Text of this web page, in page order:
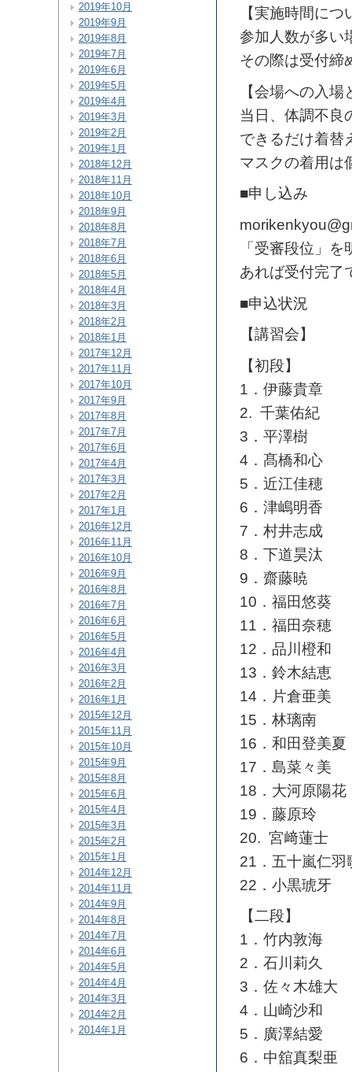
【実施時間につ
参加人数が多い
その際は受付締
【会場への入
当日、体調不良
できるだけ着替
マスクの着用は
■申し込み
「受審段位」
あれば受付完了
■申込状況
【講習会】
【初段】
1．伊藤貴章
2. 千葉佑紀
3．平澤樹
4．髙橋和心
5．近江佳穂
6．津嶋明香
7．村井志成
8．下道昊汰
9．齋藤暁
10．福田悠葵
11．福田奈穂
12．品川橙和
13．鈴木結恵
14．片倉亜美
15．林璃南
16．和田登美夏
17．島菜々美
18．大河原陽花
19．藤原玲
20. 宮﨑蓮士
21．五十嵐仁羽
22．小黒琥牙
【二段】
1．竹内敦海
2．石川莉久
3．佐々木雄大
4．山崎沙和
5．廣澤結愛
6．中舘真梨亜
2019年10月
2019年9月
2019年8月
2019年7月
2019年6月
2019年5月
2019年4月
2019年3月
2019年2月
2019年1月
2018年12月
2018年11月
2018年10月
2018年9月
2018年8月
2018年7月
2018年6月
2018年5月
2018年4月
2018年3月
2018年2月
2018年1月
2017年12月
2017年11月
2017年10月
2017年9月
2017年8月
2017年7月
2017年6月
2017年4月
2017年3月
2017年2月
2017年1月
2016年12月
2016年11月
2016年10月
2016年9月
2016年8月
2016年7月
2016年6月
2016年5月
2016年4月
2016年3月
2016年2月
2016年1月
2015年12月
2015年11月
2015年10月
2015年9月
2015年8月
2015年6月
2015年4月
2015年3月
2015年2月
2015年1月
2014年12月
2014年11月
2014年9月
2014年8月
2014年7月
2014年6月
2014年5月
2014年4月
2014年3月
2014年2月
2014年1月